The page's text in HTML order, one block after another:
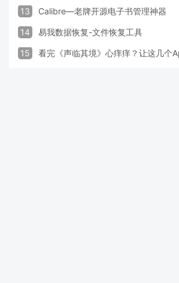
13 Calibre—老牌开源电子书管理神器
14 易我数据恢复-文件恢复工具
15 看完《声临其境》心痒痒？让这几个